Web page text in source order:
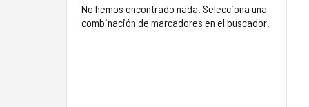
No hemos encontrado nada. Selecciona una
combinación de marcadores en el buscador.